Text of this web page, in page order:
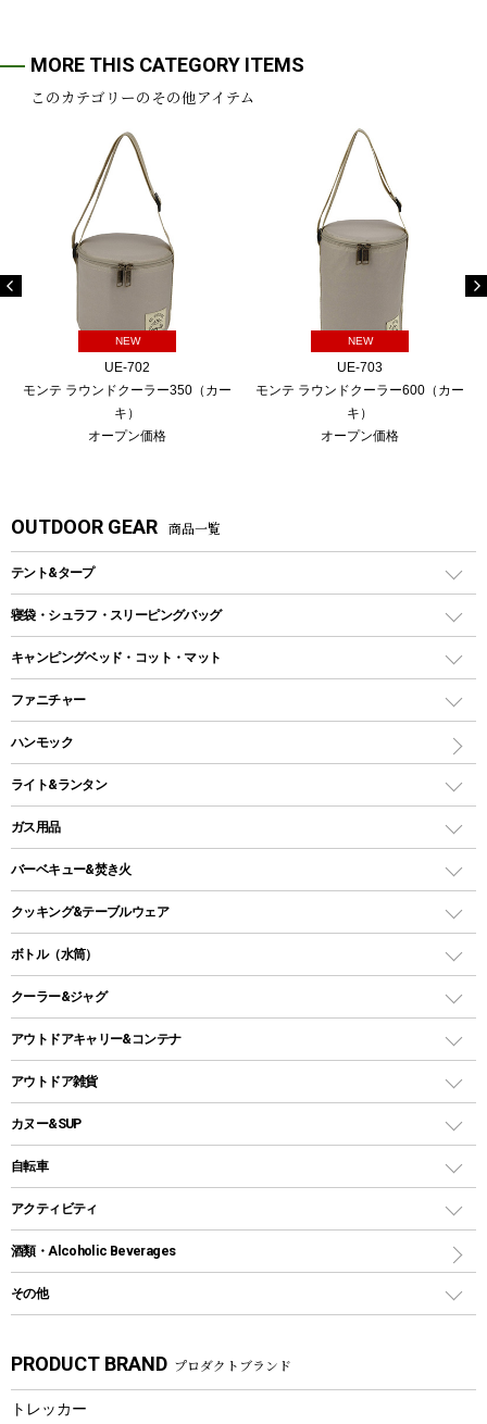
MORE THIS CATEGORY ITEMS
このカテゴリーのその他アイテム
NEW
UE-702
モンテ ラウンドクーラー350（カー
キ）
オープン価格
NEW
UE-703
モンテ ラウンドクーラー600（カー
キ）
オープン価格
OUTDOOR GEAR 商品一覧
テント&タープ
テント
ツールームテント
ワンポールテント
シェルターテント
ソロテント
ロッジ型・オリジナルテント
タープ
スクエアタープ（レクタタープ）
メッシュタープ
自立式タープ
パラソル
テントアクセサリー
ペグ
ポール
グランドシート
ツール
寝袋・シュラフ・スリーピングバッグ
レクタングラー型（封筒型）シュラフ
インナーシュラフ
キャンピングベッド・コット・マット
キャンピングベッド・コット
インフレータブルマット
ファニチャー
アウトドアテーブル
レジャーシート
ハンモック
ライト&ランタン
LEDランタン
ガスランタン
オイルランタン
LEDライト
ヘッドライト
キャンドル
ガス用品
ガスバーナー
ガス缶
ガストーチ、ライター
バーベキュー&焚き火
バーベキューコンロ、グリル
焚き火台タイプ（ロースタイル）グリル
卓上タイプグリル
パーティータイプグリル
ソロキャンプ用グリル
鉄板、アミ
焚き火台&ストーブ
火起こし
バーベキューツール
クッキング&テーブルウェア
ダッチオーブン
ホットサンドメーカー
クッカーセット
シェラカップ
クッキングツール
ナイフ
カトラリー
マグカップ、カップ
ステンレスボトル
ボトル（水筒）
ステンレスボトル
コップ付きタイプ
ワンタッチタイプ
プラスチックボトル
ディズニーボトル
クーラー&ジャグ
クーラーボックス
クーラーバッグ
ウォータージャグ
保冷剤
アウトドアキャリー&コンテナ
アウトドアキャリー
アウトドア雑貨
バックパック&バッグ
リュック、バックパック
トートバッグ、サコッシュ
ショッピングキャリー
その他アウトドア雑貨
スプレー関係
カヌー&SUP
インフレータブル
カヤック
パドル
ヘルメット
エアーポンプ
自転車
折りたたみ自転車
スポーツサイクル
シティサイクル
自転車ウェア
アクティビティ
マリン
ラッシュガード
パラソル
酒類・Alcoholic Beverages
その他
湯たんぽ
防災用品
PRODUCT BRAND プロダクトブランド
トレッカー